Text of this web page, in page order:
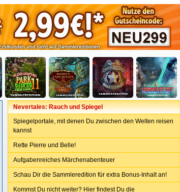
Nevertales: Rauch und Spiegel
Spiegelportale, mit denen Du zwischen den Welten reisen
kannst
Rette Pierre und Belle!
Aufgabenreiches Märchenabenteuer
Schau Dir die Sammleredition für extra Bonus-Inhalt an!
Kommst Du nicht weiter? Hier findest Du die